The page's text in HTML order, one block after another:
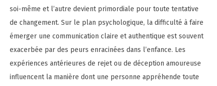
soi-même et l’autre devient primordiale pour toute tentative
de changement. Sur le plan psychologique, la difficulté à faire
émerger une communication claire et authentique est souvent
exacerbée par des peurs enracinées dans l’enfance. Les
expériences antérieures de rejet ou de déception amoureuse
influencent la manière dont une personne appréhende toute